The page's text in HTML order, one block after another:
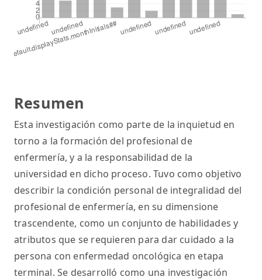
Resumen
Esta investigación como parte de la inquietud en
torno a la formación del profesional de
enfermería, y a la responsabilidad de la
universidad en dicho proceso. Tuvo como objetivo
describir la condición personal de integralidad del
profesional de enfermería, en su dimensione
trascendente, como un conjunto de habilidades y
atributos que se requieren para dar cuidado a la
persona con enfermedad oncológica en etapa
terminal. Se desarrolló como una investigación